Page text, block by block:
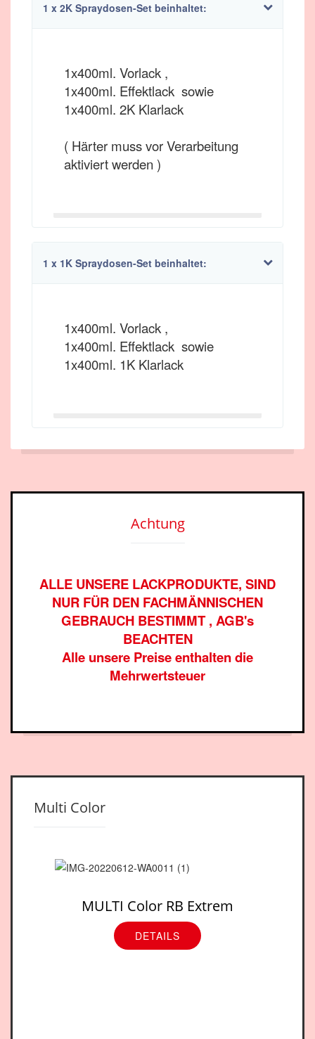
1 x 2K Spraydosen-Set beinhaltet:
1x400ml. Vorlack ,
1x400ml. Effektlack sowie
1x400ml. 2K Klarlack
( Härter muss vor Verarbeitung
aktiviert werden )
1 x 1K Spraydosen-Set beinhaltet:
1x400ml. Vorlack ,
1x400ml. Effektlack sowie
1x400ml. 1K Klarlack
Achtung
ALLE UNSERE LACKPRODUKTE, SIND
NUR FÜR DEN FACHMÄNNISCHEN
GEBRAUCH BESTIMMT , AGB's
BEACHTEN
Alle unsere Preise enthalten die
Mehrwertsteuer
Multi Color
MULTI Color RB Extrem
DETAILS